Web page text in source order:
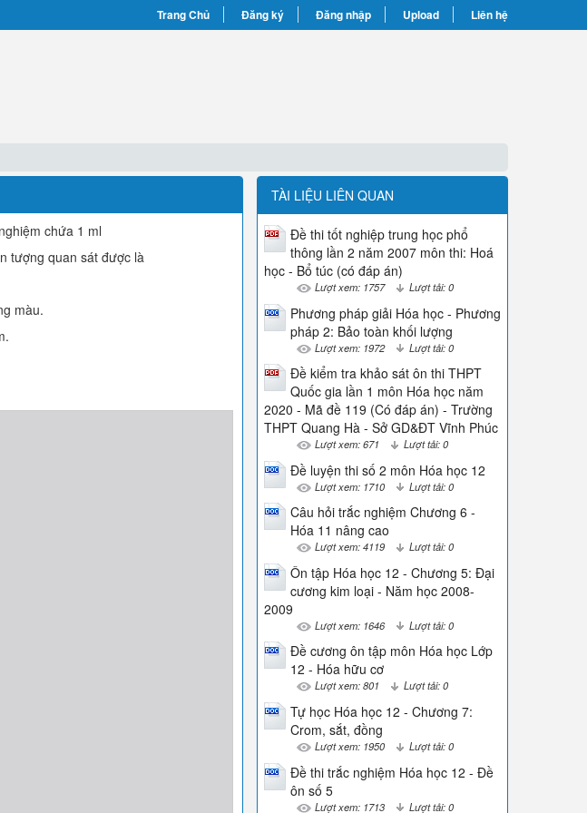
Trang Chủ Đăng ký Đăng nhập Upload Liên hệ
chứa 1 ml
tượng quan sát được là
màu.
TÀI LIỆU LIÊN QUAN
Đề thi tốt nghiệp trung học phổ
thông lần 2 năm 2007 môn thi: Hoá
học - Bổ túc (có đáp án)
Lượt xem: 1757 Lượt tải: 0
Phương pháp giải Hóa học - Phương
pháp 2: Bảo toàn khối lượng
Lượt xem: 1972 Lượt tải: 0
Đề kiểm tra khảo sát ôn thi THPT
Quốc gia lần 1 môn Hóa học năm
2020 - Mã đề 119 (Có đáp án) - Trường
THPT Quang Hà - Sở GD&ĐT Vĩnh Phúc
Lượt xem: 671 Lượt tải: 0
Đề luyện thi số 2 môn Hóa học 12
Lượt xem: 1710 Lượt tải: 0
Câu hỏi trắc nghiệm Chương 6 -
Hóa 11 nâng cao
Lượt xem: 4119 Lượt tải: 0
Ôn tập Hóa học 12 - Chương 5: Đại
cương kim loại - Năm học 2008-
2009
Lượt xem: 1646 Lượt tải: 0
Đề cương ôn tập môn Hóa học Lớp
12 - Hóa hữu cơ
Lượt xem: 801 Lượt tải: 0
Tự học Hóa học 12 - Chương 7:
Crom, sắt, đồng
Lượt xem: 1950 Lượt tải: 0
Đề thi trắc nghiệm Hóa học 12 - Đề
ôn số 5
Lượt xem: 1713 Lượt tải: 0